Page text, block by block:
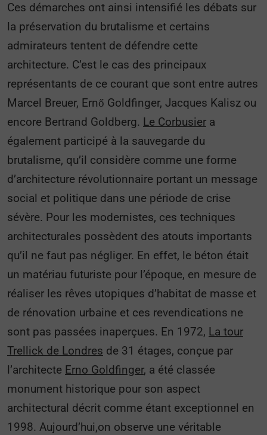
Ces démarches ont ainsi intensifié les débats sur
la préservation du brutalisme et certains
admirateurs tentent de défendre cette
architecture. C’est le cas des principaux
représentants de ce courant que sont entre autres
Marcel Breuer, Ernő Goldfinger, Jacques Kalisz ou
encore Bertrand Goldberg. Le Corbusier a
également participé à la sauvegarde du
brutalisme, qu’il considère comme une forme
d’architecture révolutionnaire portant un message
social et politique dans une période de crise
sévère. Pour les modernistes, ces techniques
architecturales possèdent des atouts importants
qu’il ne faut pas négliger. En effet, le béton était
un matériau futuriste pour l’époque, en mesure de
réaliser les rêves utopiques d’habitat de masse et
de rénovation urbaine et ces revendications ne
sont pas passées inaperçues. En 1972, La tour
Trellick de Londres de 31 étages, conçue par
l’architecte Erno Goldfinger, a été classée
monument historique pour son aspect
architectural décrit comme étant exceptionnel en
1998. Aujourd’hui,on observe une véritable